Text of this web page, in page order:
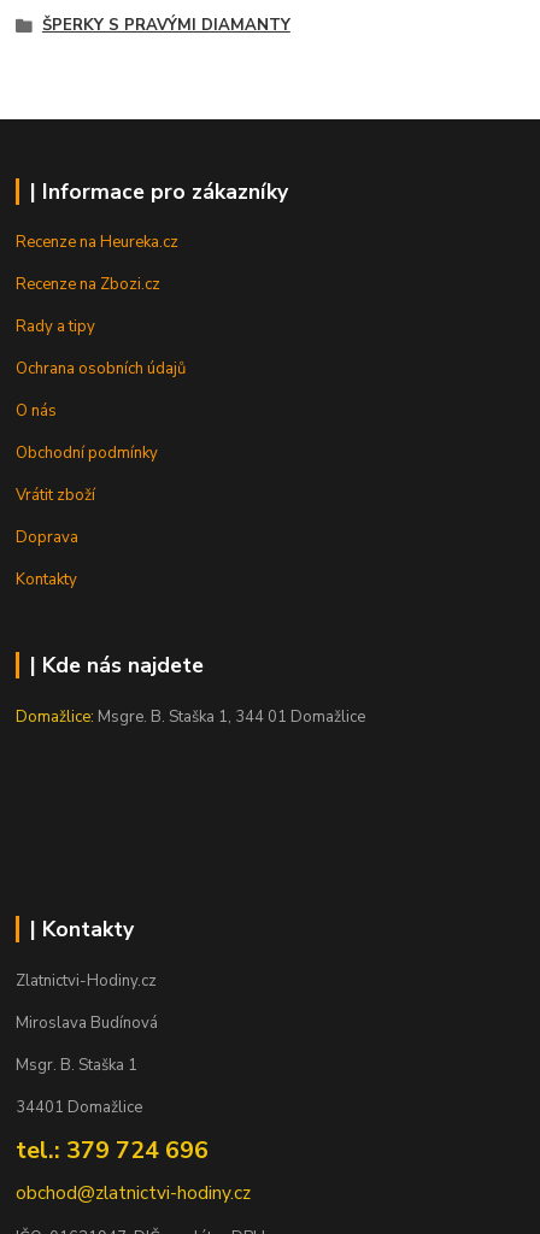
ŠPERKY S PRAVÝMI DIAMANTY
| Informace pro zákazníky
Recenze na Heureka.cz
Recenze na Zbozi.cz
Rady a tipy
Ochrana osobních údajů
O nás
Obchodní podmínky
Vrátit zboží
Doprava
Kontakty
| Kde nás najdete
Domažlice: Msgre. B. Staška 1, 344 01 Domažlice
| Kontakty
Zlatnictvi-Hodiny.cz
Miroslava Budínová
Msgr. B. Staška 1
34401 Domažlice
tel.: 379 724 696
obchod@zlatnictvi-hodiny.cz